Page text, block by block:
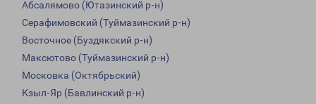
Абсалямово (Ютазинский р-н)
Серафимовский (Туймазинский р-н)
Восточное (Буздякский р-н)
Максютово (Туймазинский р-н)
Московка (Октябрьский)
Кзыл-Яр (Бавлинский р-н)